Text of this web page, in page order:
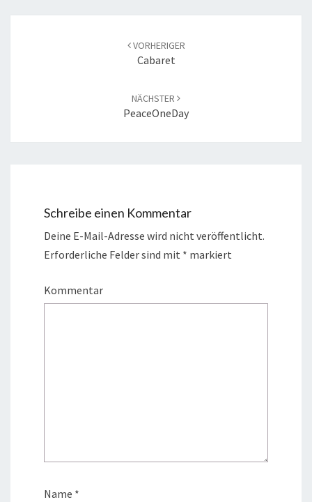
VORHERIGER
Cabaret
NÄCHSTER
PeaceOneDay
Schreibe einen Kommentar
Deine E-Mail-Adresse wird nicht veröffentlicht.
Erforderliche Felder sind mit * markiert
Kommentar
Name *